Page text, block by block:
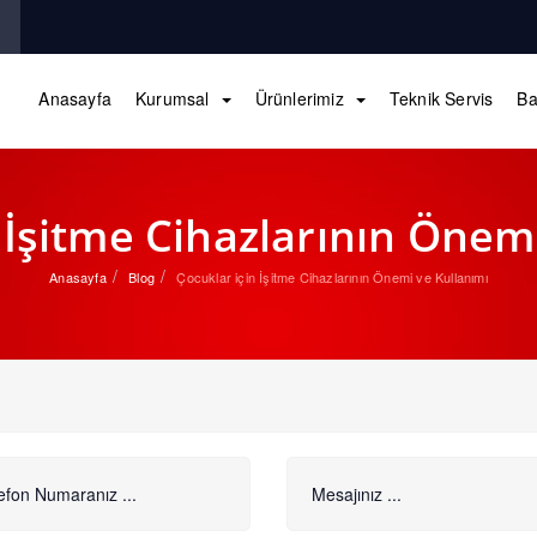
Anasayfa Kurumsal Ürünlerimiz Teknik Servis
Cihazlarının
Anasayfa Blog Çocuklar için İşitme Cihazlarının Önemi ve Kullanımı